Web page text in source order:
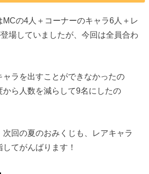
の4人＋コーナーのキャラ6人＋レ
場していましたが、今回は全員合わ
ャラを出すことができなかったの
から人数を減らして9名にしたの
回の夏のおみくじも、レアキャラ
てがんばります！